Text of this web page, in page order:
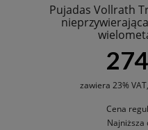
Pujadas Vollrath
zawiera 23%
Cena
Najniższa